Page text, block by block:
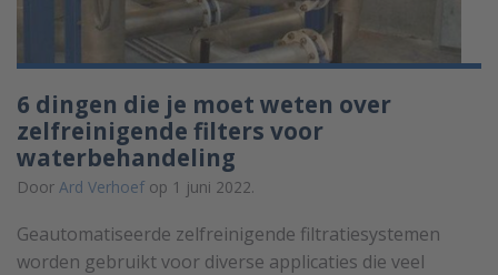
6 dingen die je moet weten over
zelfreinigende filters voor
waterbehandeling
Door Ard Verhoef op 1 juni 2022.
Geautomatiseerde zelfreinigende filtratiesystemen
worden gebruikt voor diverse applicaties die veel